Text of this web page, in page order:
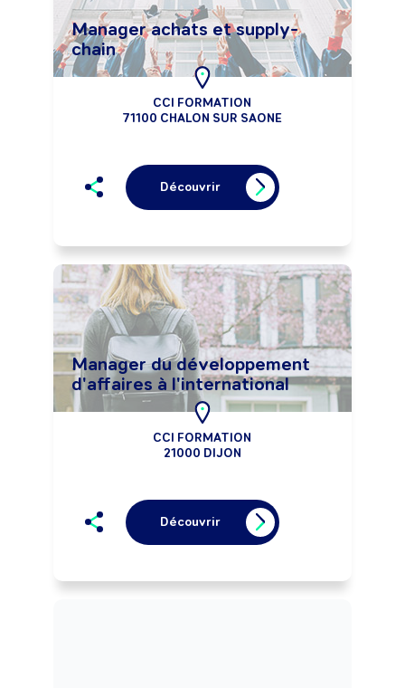
Manager achats et supply-
chain
CCI FORMATION
71100 CHALON SUR SAONE
Découvrir
Manager du développement
d'affaires à l'international
CCI FORMATION
21000 DIJON
Découvrir